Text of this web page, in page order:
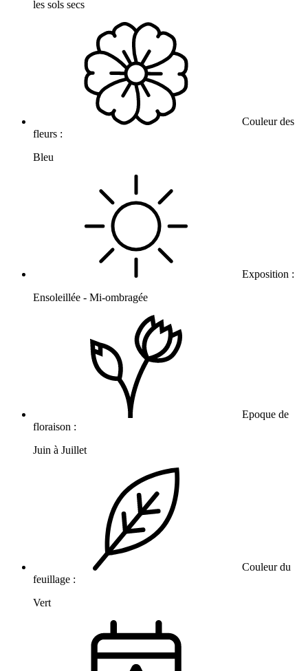
les sols secs
Couleur des
fleurs :
Bleu
Exposition :
Ensoleillée - Mi-ombragée
Epoque de
floraison :
Juin à Juillet
Couleur du
feuillage :
Vert